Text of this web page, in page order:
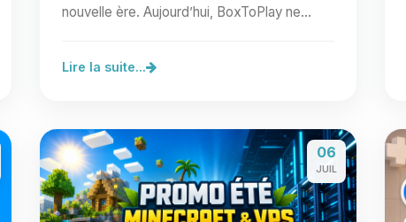
nouvelle ère. Aujourd’hui, BoxToPlay ne
Lire la suite...
06
JUIL